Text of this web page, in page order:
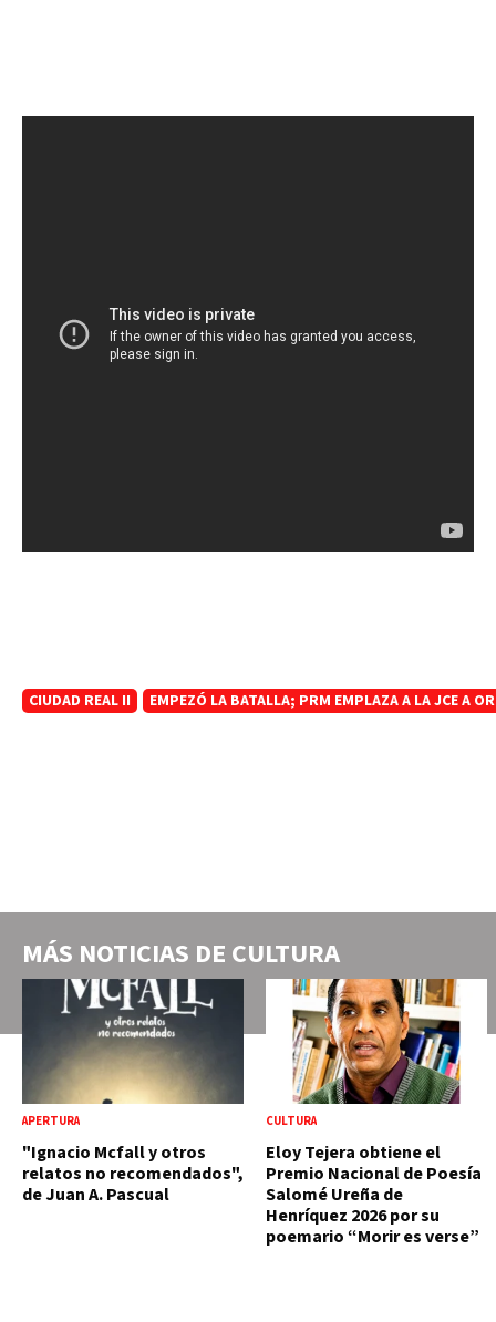
CIUDAD REAL II EMPEZÓ LA BATALLA; PRM EMPLAZA A LA JCE A
MÁS NOTICIAS DE CULTURA
APERTURA
"Ignacio Mcfall y otros
relatos no recomendados",
de Juan A. Pascual
CULTURA
Eloy Tejera obtiene el
Premio Nacional de Poesía
Salomé Ureña de
Henríquez 2026 por su
poemario “Morir es verse”